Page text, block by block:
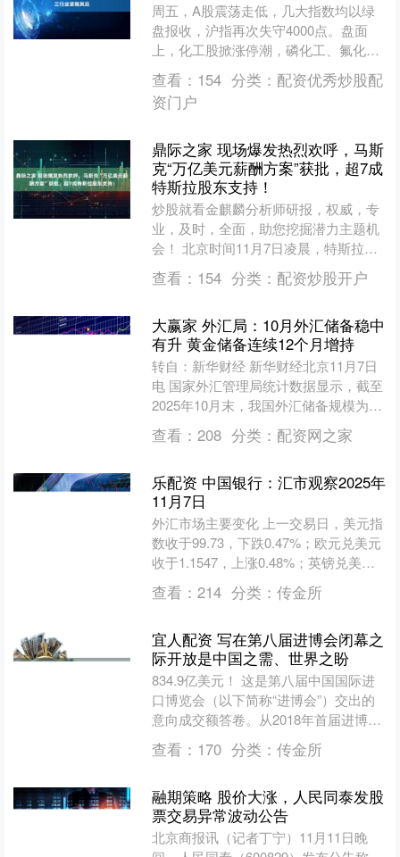
周五，A股震荡走低，几大指数均以绿
盘报收，沪指再次失守4000点。盘面
上，化工股掀涨停潮，磷化工、氟化工
方向领涨;AI软硬件方向领跌，金融科
技、服务器、Deep....
查看： 154 分类： 配资优秀炒股配
资门户
鼎际之家 现场爆发热烈欢呼，马斯
克“万亿美元薪酬方案”获批，超7成
特斯拉股东支持！
炒股就看金麒麟分析师研报，权威，专
业，及时，全面，助您挖掘潜力主题机
会！ 北京时间11月7日凌晨，特斯拉
2025年年度股东大会上，特斯拉股东批
准马斯克的1万亿美....
查看： 154 分类： 配资炒股开户
大赢家 外汇局：10月外汇储备稳中
有升 黄金储备连续12个月增持
转自：新华财经 新华财经北京11月7日
电 国家外汇管理局统计数据显示，截至
2025年10月末，我国外汇储备规模为
33433亿美元，较9月末上升47亿美元，
升幅为....
查看： 208 分类： 配资网之家
乐配资 中国银行：汇市观察2025年
11月7日
外汇市场主要变化 上一交易日，美元指
数收于99.73，下跌0.47%；欧元兑美元
收于1.1547，上涨0.48%；英镑兑美元
收于1.3137，上涨0.67%；美....
查看： 214 分类： 传金所
宜人配资 写在第八届进博会闭幕之
际开放是中国之需、世界之盼
834.9亿美元！ 这是第八届中国国际进
口博览会（以下简称“进博会”）交出的
意向成交额答卷。从2018年首届进博会
上的578.3亿美元，再到本届的834.9亿
美....
查看： 170 分类： 传金所
融期策略 股价大涨，人民同泰发股
票交易异常波动公告
北京商报讯（记者丁宁）11月11日晚